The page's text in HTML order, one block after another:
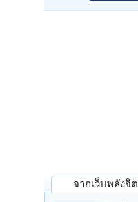
จากเว็บพลังจิต